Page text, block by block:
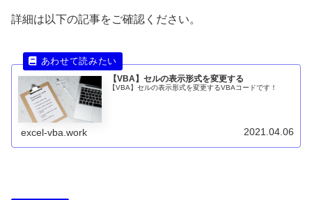
詳細は以下の記事をご確認ください。
【VBA】セルの表示形式を変更する
【VBA】セルの表示形式を変更するVBAコードです！
excel-vba.work 2021.04.06